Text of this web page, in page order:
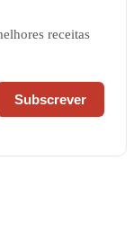
receitas
Subscrever